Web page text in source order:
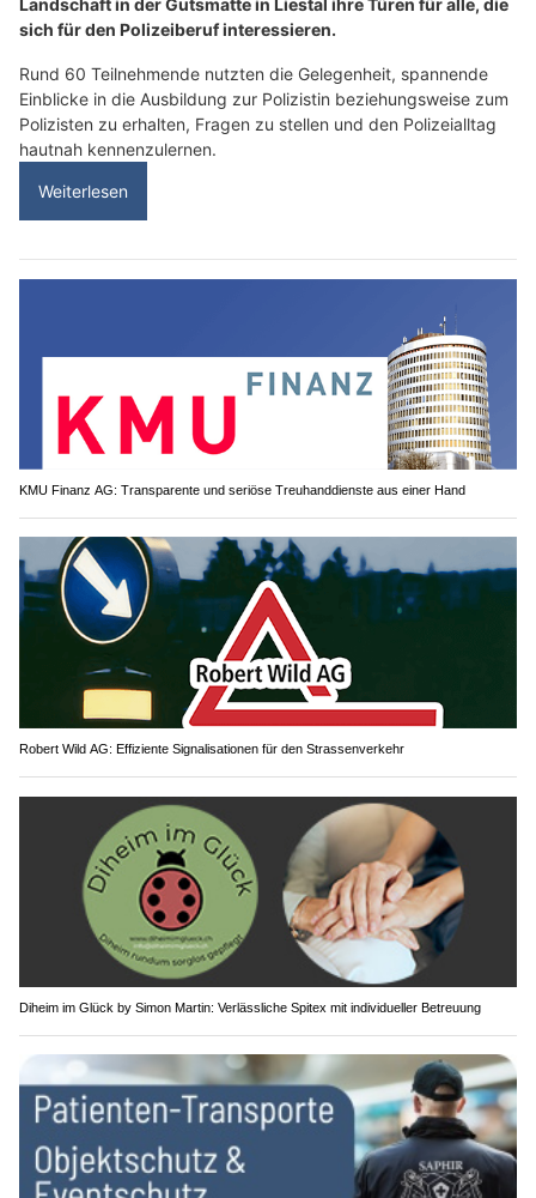
Landschaft in der Gutsmatte in Liestal ihre Türen für alle, die
sich für den Polizeiberuf interessieren.
Rund 60 Teilnehmende nutzten die Gelegenheit, spannende
Einblicke in die Ausbildung zur Polizistin beziehungsweise zum
Polizisten zu erhalten, Fragen zu stellen und den Polizeialltag
hautnah kennenzulernen.
Weiterlesen
KMU Finanz AG: Transparente und seriöse Treuhanddienste aus einer Hand
Robert Wild AG: Effiziente Signalisationen für den Strassenverkehr
Diheim im Glück by Simon Martin: Verlässliche Spitex mit individueller Betreuung